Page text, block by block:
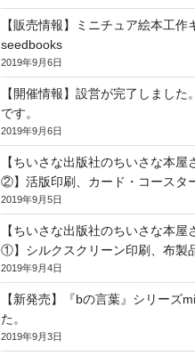
【販売情報】ミニチュア絵本工作
seedbooks
2019年9月6日
【開催情報】設営が完了しました
です。
2019年9月6日
【ちいさな出版社のちいさな本屋
②】活版印刷、カード・コースタ
2019年9月5日
【ちいさな出版社のちいさな本屋
①】シルクスクリーン印刷、布製
2019年9月4日
【新発売】『bの言葉』シリーズ
た。
2019年9月3日